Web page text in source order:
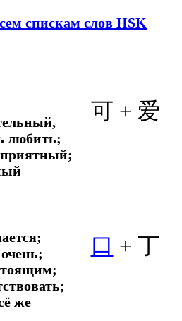
спискам слов HSK
любить;
可 + 爱
же
口 + 丁